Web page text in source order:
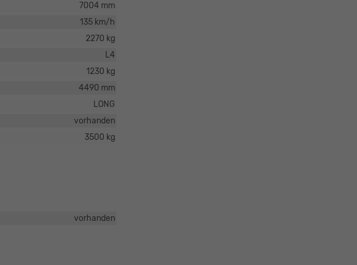
7004 mm
135 km/h
2270 kg
L4
1230 kg
4490 mm
LONG
vorhanden
3500 kg
vorhanden